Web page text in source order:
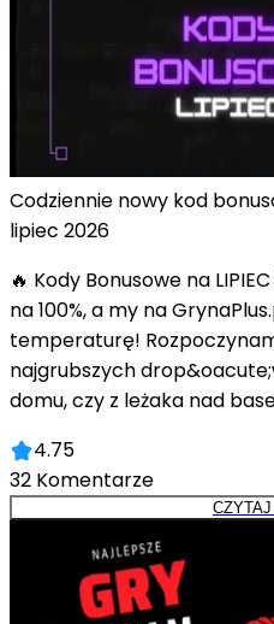
Codziennie nowy kod
lipiec 2026
🔥 Kody Bonusowe na
na 100%, a my na
temperaturę!
najgrubszych
domu, czy z leżaka nad
4.75
32 Komentarze